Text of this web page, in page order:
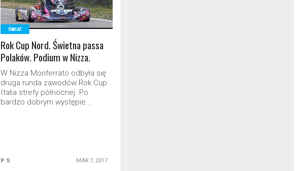
ŚWIAT
Rok Cup Nord. Świetna passa
Polaków. Podium w Nizza.
W Nizza Monferrato odbyła się
druga runda zawodów Rok Cup
Italia strefy północnej. Po
bardzo dobrym występie...
P S MAR 7, 2017